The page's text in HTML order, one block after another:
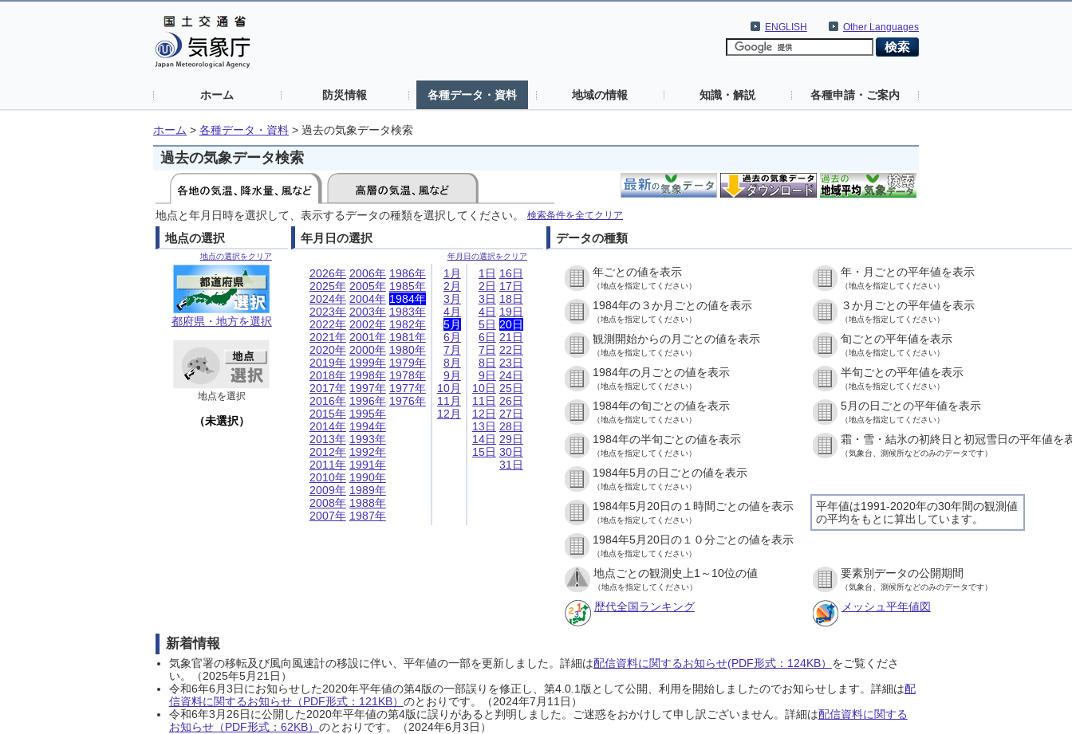
Other Languages
ENGLISH
ホーム 防災情報 各種データ・資料 地域の情報 知識・解説 各種申請・ご案内
ホーム > 各種データ・資料 > 過去の気象データ検索
過去の気象データ検索
地点と年月日時を選択して、表示するデータの種類を選択してください。 検索条件を全てクリア
地点の選択
地点の選択をクリア
都府県・地方を選択
地点を選択
（未選択）
年月日の選択
年月日の選択をクリア
2026年
2025年
2024年
2023年
2022年
2021年
2020年
2019年
2018年
2017年
2016年
2015年
2014年
2013年
2012年
2011年
2010年
2009年
2008年
2007年
2006年
2005年
2004年
2003年
2002年
2001年
2000年
1999年
1998年
1997年
1996年
1995年
1994年
1993年
1992年
1991年
1990年
1989年
1988年
1987年
1986年
1985年
1984年
1983年
1982年
1981年
1980年
1979年
1978年
1977年
1976年
1月
2月
3月
4月
5月
6月
7月
8月
9月
10月
11月
12月
1日
2日
3日
4日
5日
6日
7日
8日
9日
10日
11日
12日
13日
14日
15日
16日
17日
18日
19日
20日
21日
22日
23日
24日
25日
26日
27日
28日
29日
30日
31日
データの種類
年ごとの値を表示
（地点を指定してください）
年・月ごとの平年値を表示
（地点を指定してください）
1984年の３か月ごとの値を表示
（地点を指定してください）
３か月ごとの平年値を表示
（地点を指定してください）
観測開始からの月ごとの値を表示
（地点を指定してください）
旬ごとの平年値を表示
（地点を指定してください）
1984年の月ごとの値を表示
（地点を指定してください）
半旬ごとの平年値を表示
（地点を指定してください）
1984年の旬ごとの値を表示
（地点を指定してください）
5月の日ごとの平年値を表示
（地点を指定してください）
1984年の半旬ごとの値を表示
（地点を指定してください）
霜・雪・結氷の初終日と初冠雪日の平年値を
（気象台、測候所などのみのデータです）
1984年5月の日ごとの値を表示
（地点を指定してください）
平年値は1991-2020年の30年間の観測値
の平均をもとに算出しています。
1984年5月20日の１時間ごとの値を表示
（地点を指定してください）
1984年5月20日の１０分ごとの値を表示
（地点を指定してください）
地点ごとの観測史上1～10位の値
（地点を指定してください）
要素別データの公開期間
（気象台、測候所などのみのデータです）
歴代全国ランキング メッシュ平年値図
新着情報
気象官署の移転及び風向風速計の移設に伴い、平年値の一部を更新しました。詳細は配信資料に関するお知らせ(PDF形式：124KB） をご覧くださ
い。（2025年5月21日）
令和6年6月3日にお知らせした2020年平年値の第4版の一部誤りを修正し、第4.0.1版として公開、利用を開始しましたのでお知らせします。詳細は配
信資料に関するお知らせ（PDF形式：121KB） のとおりです。（2024年7月11日）
令和6年3月26日に公開した2020年平年値の第4版に誤りがあると判明しました。ご迷惑をおかけして申し訳ございません。詳細は配信資料に関する
お知らせ（PDF形式：62KB） のとおりです。（2024年6月3日）